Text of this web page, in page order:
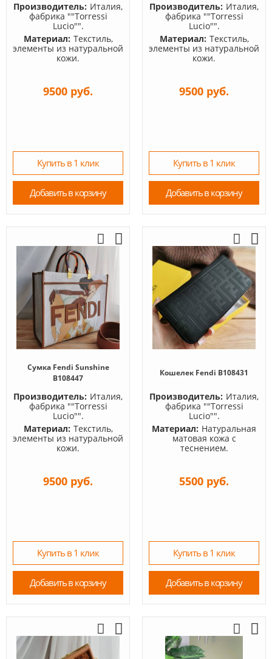
Производитель: Италия,
фабрика ""Torressi
Lucio"".
Материал: Текстиль,
элементы из натуральной
кожи.
9500 руб.
Купить в 1 клик
Добавить в корзину
Производитель: Италия,
фабрика ""Torressi
Lucio"".
Материал: Текстиль,
элементы из натуральной
кожи.
9500 руб.
Купить в 1 клик
Добавить в корзину
Сумка Fendi Sunshine
B108447
Производитель: Италия,
фабрика ""Torressi
Lucio"".
Материал: Текстиль,
элементы из натуральной
кожи.
9500 руб.
Купить в 1 клик
Добавить в корзину
Кошелек Fendi B108431
Производитель: Италия,
фабрика ""Torressi
Lucio"".
Материал: Натуральная
матовая кожа с
теснением.
5500 руб.
Купить в 1 клик
Добавить в корзину